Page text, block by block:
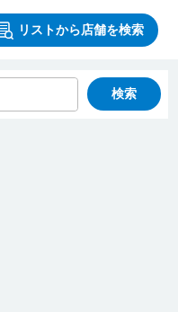
リストから店舗を検索
検索